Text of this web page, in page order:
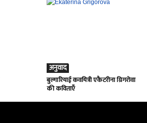
अनुवाद
बुल्गारियाई कवयित्री एकैटरीना ग्रिगरोवा
की कविताएँ